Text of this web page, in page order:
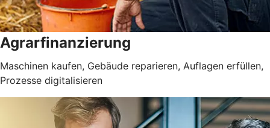
Agrarfinanzierung
Maschinen kaufen, Gebäude reparieren, Auflagen erfüllen,
Prozesse digitalisieren